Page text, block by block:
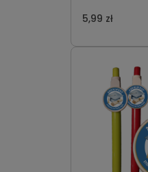
5,99 zł